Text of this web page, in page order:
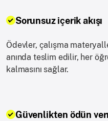
Sorunsuz içerik akışı
Ödevler, çalışma
anında teslim edilir, her
kalmasını sağlar.
Güvenlikten ödün